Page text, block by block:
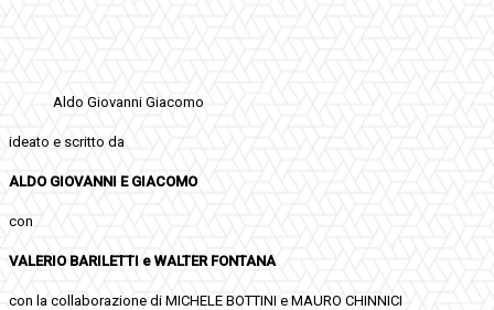
Aldo Giovanni Giacomo
ideato e scritto da
ALDO GIOVANNI E GIACOMO
con
VALERIO BARILETTI e WALTER FONTANA
con la collaborazione di MICHELE BOTTINI e MAURO CHINNICI